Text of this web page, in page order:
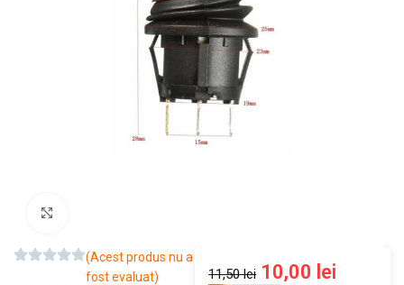
(Acest produs nu a
fost evaluat)
11,50lei 10,00 lei